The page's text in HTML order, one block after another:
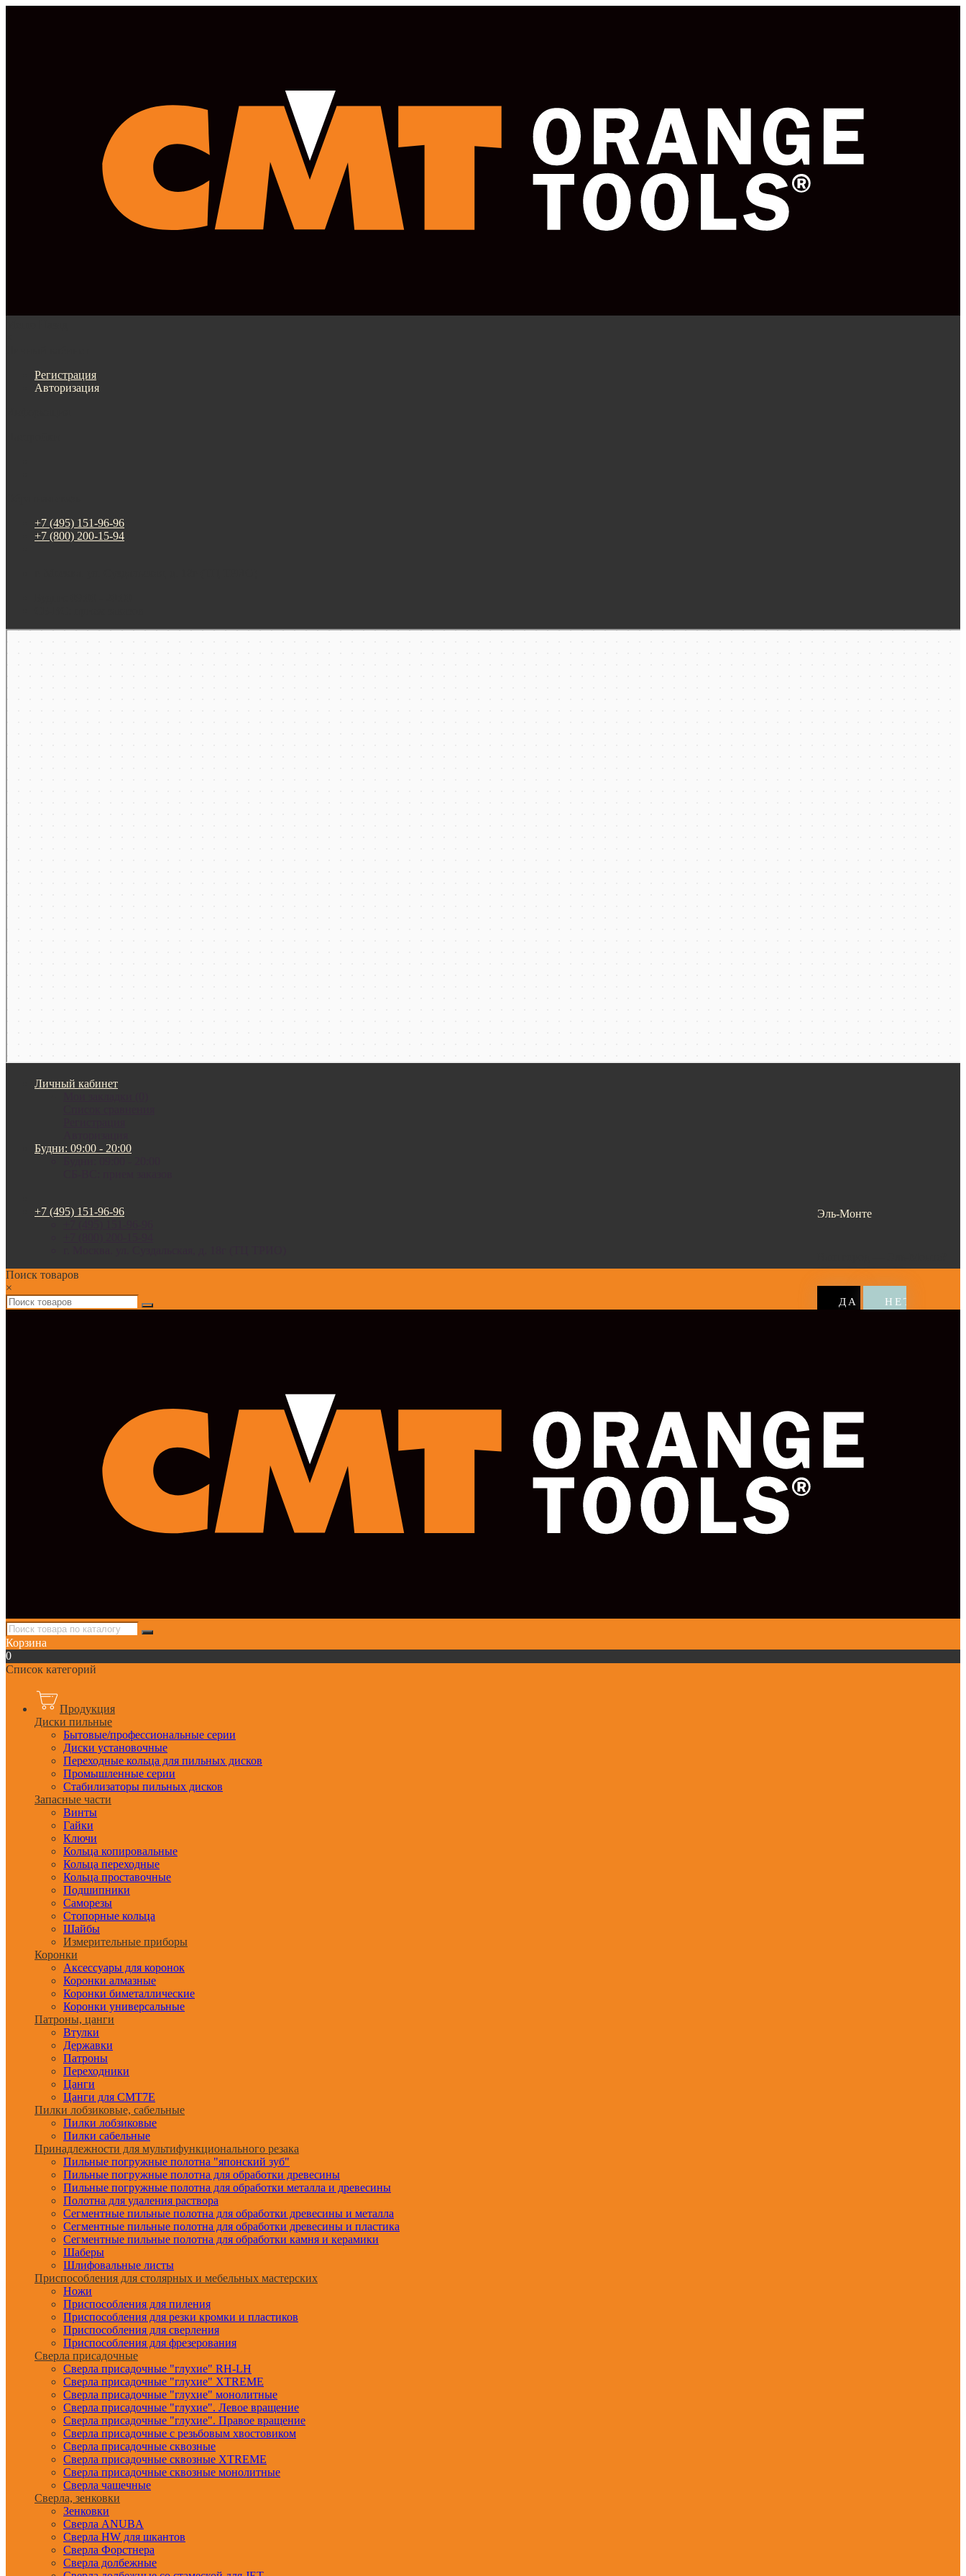
Регистрация
Авторизация
+7 (495) 151-96-96
+7 (800) 200-15-94
Москва
Личный кабинет
Будни: 09:00 - 20:00
Эль-Монте
+7 (495) 151-96-96
Поиск товаров
×
Корзина
0
Список категорий
Продукция
Диски пильные
Бытовые/профессиональные серии
Диски установочные
Переходные кольца для пильных дисков
Промышленные серии
Стабилизаторы пильных дисков
Запасные части
Винты
Гайки
Ключи
Кольца копировальные
Кольца переходные
Кольца проставочные
Подшипники
Саморезы
Стопорные кольца
Шайбы
Измерительные приборы
Коронки
Аксессуары для коронок
Коронки алмазные
Коронки биметаллические
Коронки универсальные
Патроны, цанги
Втулки
Державки
Патроны
Переходники
Цанги
Цанги для CMT7E
Пилки лобзиковые, сабельные
Пилки лобзиковые
Пилки сабельные
Принадлежности для мультифункционального резака
Пильные погружные полотна "японский зуб"
Пильные погружные полотна для обработки древесины
Пильные погружные полотна для обработки металла и древесины
Полотна для удаления раствора
Сегментные пильные полотна для обработки древесины и металла
Сегментные пильные полотна для обработки древесины и пластика
Сегментные пильные полотна для обработки камня и керамики
Шаберы
Шлифовальные листы
Приспособления для столярных и мебельных мастерских
Ножи
Приспособления для пиления
Приспособления для резки кромки и пластиков
Приспособления для сверления
Приспособления для фрезерования
Сверла присадочные
Сверла присадочные "глухие" RH-LH
Сверла присадочные "глухие" XTREME
Сверла присадочные "глухие" монолитные
Сверла присадочные "глухие". Левое вращение
Сверла присадочные "глухие". Правое вращение
Сверла присадочные с резьбовым хвостовиком
Сверла присадочные сквозные
Сверла присадочные сквозные XTREME
Сверла присадочные сквозные монолитные
Сверла чашечные
Сверла, зенковки
Зенковки
Сверла ANUBA
Сверла HW для шкантов
Сверла Форстнера
Сверла долбежные